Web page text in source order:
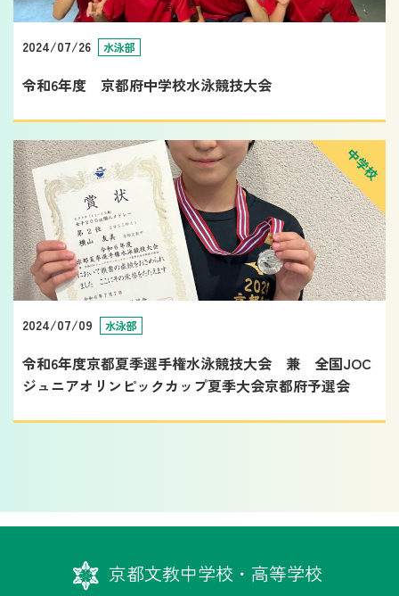
2024/07/26 水泳部
令和6年度 京都府中学校水泳競技大会
中学校
2024/07/09 水泳部
令和6年度京都夏季選手権水泳競技大会 兼 全国JOC
ジュニアオリンピックカップ夏季大会京都府予選会
京都文教中学校・高等学校